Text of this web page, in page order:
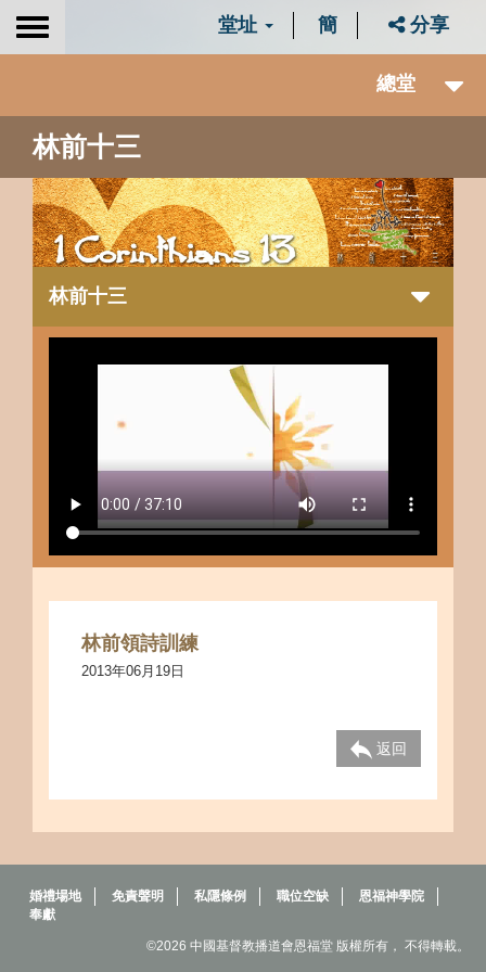
Toggle
堂址 簡 分享
總堂
林前十三
林前十三
林前領詩訓練
2013年06月19日
返回
婚禮場地 免責聲明 私隱條例 職位空缺
恩福神學院
奉獻
©2026 中國基督教播道會恩福堂 版權所有， 不得轉載。